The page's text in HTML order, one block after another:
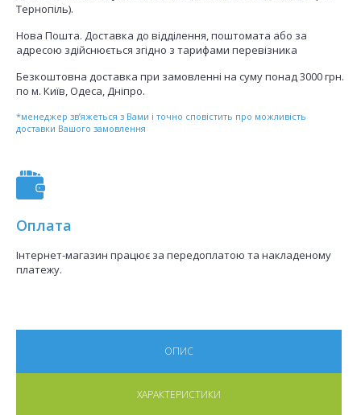
Тернопіль).
Нова Пошта. Доставка до відділення, поштомата або за
адресою здійснюється згідно з тарифами перевізника
Безкоштовна доставка при замовленні на суму понад 3000 грн.
по м. Київ, Одеса, Дніпро.
*менеджер зв’яжеться з Вами і точно сповістить про можливість
доставки Вашого замовлення
Оплата
Інтернет-магазин працює за передоплатою та накладеному
платежу.
ОПИС
ХАРАКТЕРИСТИКИ